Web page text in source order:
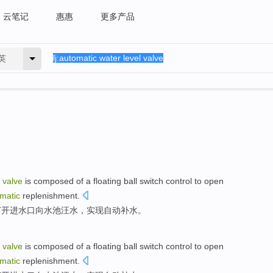
云笔记 惠惠 更多产品
valve is composed of a floating ball switch control to open
replenishment
进水口向水池汪水， 实现自动补水。
valve is composed of a floating ball switch control to open
replenishment